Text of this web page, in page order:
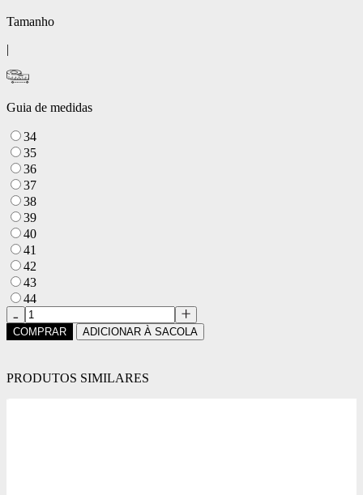
Tamanho
|
Guia de medidas
34
35
36
37
38
39
40
41
42
43
44
COMPRAR ADICIONAR À SACOLA
PRODUTOS SIMILARES